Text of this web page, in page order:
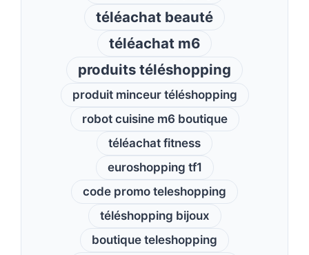
téléachat beauté
téléachat m6
produits téléshopping
produit minceur téléshopping
robot cuisine m6 boutique
téléachat fitness
euroshopping tf1
code promo teleshopping
téléshopping bijoux
boutique teleshopping